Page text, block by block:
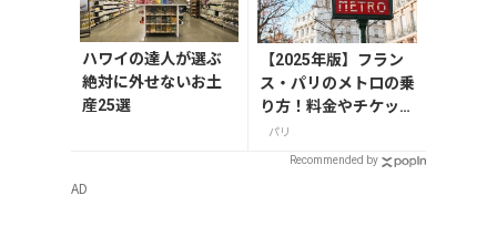
ハワイの達人が選ぶ
絶対に外せないお土
産25選
【2025年版】フラン
ス・パリのメトロの乗
り方！料金やチケット
の種類、注意点を解説
パリ
Recommended by
AD